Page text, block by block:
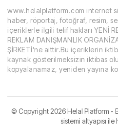
www.helalplatform.com internet
haber, röportaj, fotoğraf, resim,
içeriklerle ilgili telif hakları YENİ
REKLAM DANIŞMANLIK
ŞİRKETİ’ne aittir.Bu içeriklerin
kaynak gösterilmeksizin iktibas
kopyalanamaz, yeniden yayına
© Copyright2026 Helal Platform -
sistemi altyapısı ile